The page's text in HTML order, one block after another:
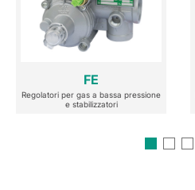
FE
Regolatori per gas a bassa pressione
e stabilizzatori